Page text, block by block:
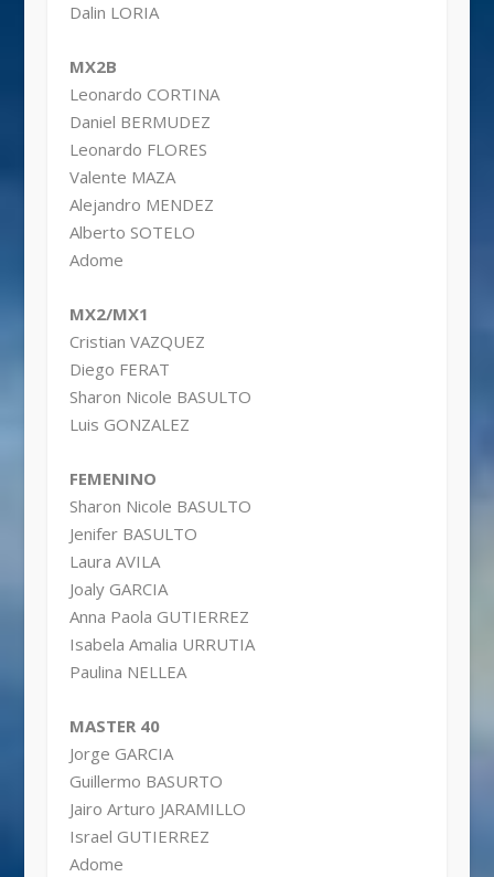
Dalin LORIA
MX2B
Leonardo CORTINA
Daniel BERMUDEZ
Leonardo FLORES
Valente MAZA
Alejandro MENDEZ
Alberto SOTELO
Adome
MX2/MX1
Cristian VAZQUEZ
Diego FERAT
Sharon Nicole BASULTO
Luis GONZALEZ
FEMENINO
Sharon Nicole BASULTO
Jenifer BASULTO
Laura AVILA
Joaly GARCIA
Anna Paola GUTIERREZ
Isabela Amalia URRUTIA
Paulina NELLEA
MASTER 40
Jorge GARCIA
Guillermo BASURTO
Jairo Arturo JARAMILLO
Israel GUTIERREZ
Adome